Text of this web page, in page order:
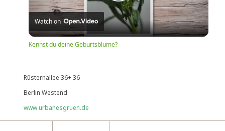
Video
Watch on
Kennst du deine Geburtsblume?
Rüsternallee 36+ 36
Berlin Westend
www.urbanesgruen.de